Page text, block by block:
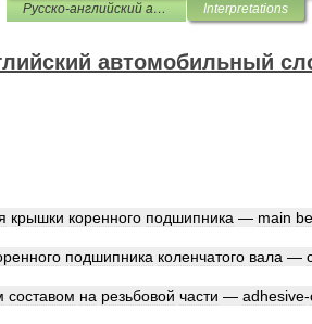
Русско-английский автомобильный словарь Interpretations
автомобильный
крышки коренного подшипника — main
подшипника коленчатого вала —
составом на резьбовой части — adhesive-